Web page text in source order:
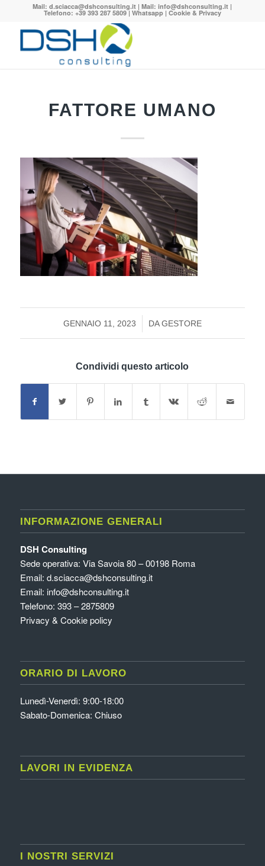
Mail:d.sciacca@dshconsulting.it | Mail:info@dshconsulting.it |
Telefono: +39 393 287 5809 | Whatsapp| Cookie & Privacy
FATTORE UMANO
GENNAIO 11, 2023
/ DAGESTORE
Condividi questo articolo
INFORMAZIONE GENERALI
DSH Consulting
Sede operativa: Via Savoia 80 – 00198 Roma
Email: d.sciacca@dshconsulting.it
Email: info@dshconsulting.it
Telefono: 393 – 2875809
Privacy & Cookie policy
ORARIO DI LAVORO
Lunedì-Venerdì: 9:00-18:00
Sabato-Domenica: Chiuso
LAVORI IN EVIDENZA
I NOSTRI SERVIZI